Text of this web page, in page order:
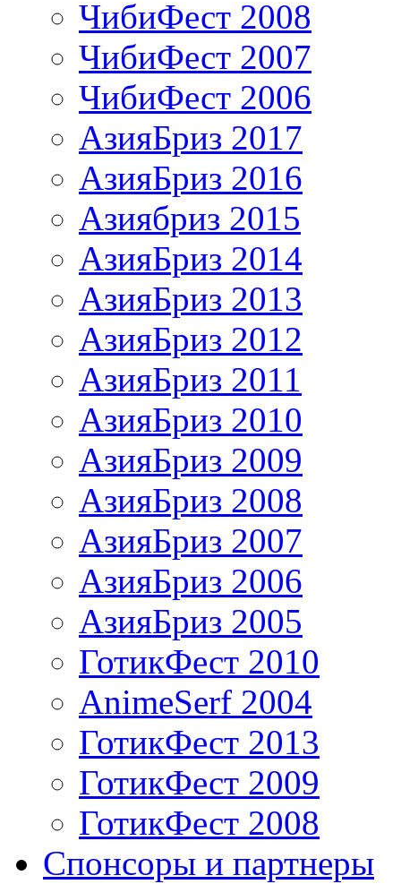
ЧибиФест 2008
ЧибиФест 2007
ЧибиФест 2006
АзияБриз 2017
АзияБриз 2016
Азиябриз 2015
АзияБриз 2014
АзияБриз 2013
АзияБриз 2012
АзияБриз 2011
АзияБриз 2010
АзияБриз 2009
АзияБриз 2008
АзияБриз 2007
АзияБриз 2006
АзияБриз 2005
ГотикФест 2010
AnimeSerf 2004
ГотикФест 2013
ГотикФест 2009
ГотикФест 2008
Спонсоры и партнеры